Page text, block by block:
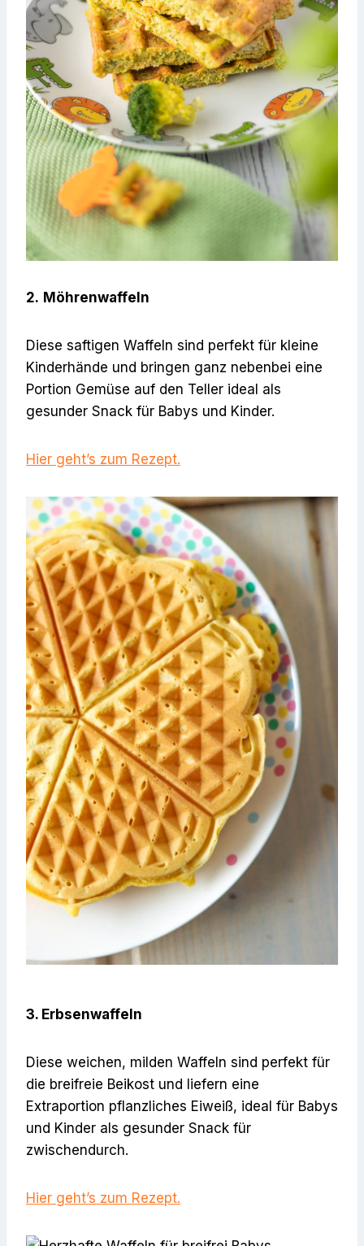
2. Möhrenwaffeln
Diese saftigen Waffeln sind perfekt für kleine
Kinderhände und bringen ganz nebenbei eine
Portion Gemüse auf den Teller ideal als
gesunder Snack für Babys und Kinder.
Hier geht’s zum Rezept.
3. Erbsenwaffeln
Diese weichen, milden Waffeln sind perfekt für
die breifreie Beikost und liefern eine
Extraportion pflanzliches Eiweiß, ideal für Babys
und Kinder als gesunder Snack für
zwischendurch.
Hier geht’s zum Rezept.